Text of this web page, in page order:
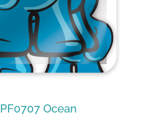
PF0707 Ocean